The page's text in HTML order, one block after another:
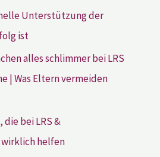
Unterstützung der
ist
alles schlimmer bei LRS
| Was Eltern vermeiden
bei LRS &
wirklich helfen